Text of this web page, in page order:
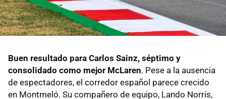
Buen resultado para Carlos Sainz, séptimo y
consolidado como mejor McLaren. Pese a la ausencia
de espectadores, el corredor español parece crecido
en Montmeló. Su compañero de equipo, Lando Norris,